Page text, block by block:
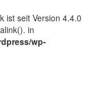
ist seit Version 4.4.0
in
wp-